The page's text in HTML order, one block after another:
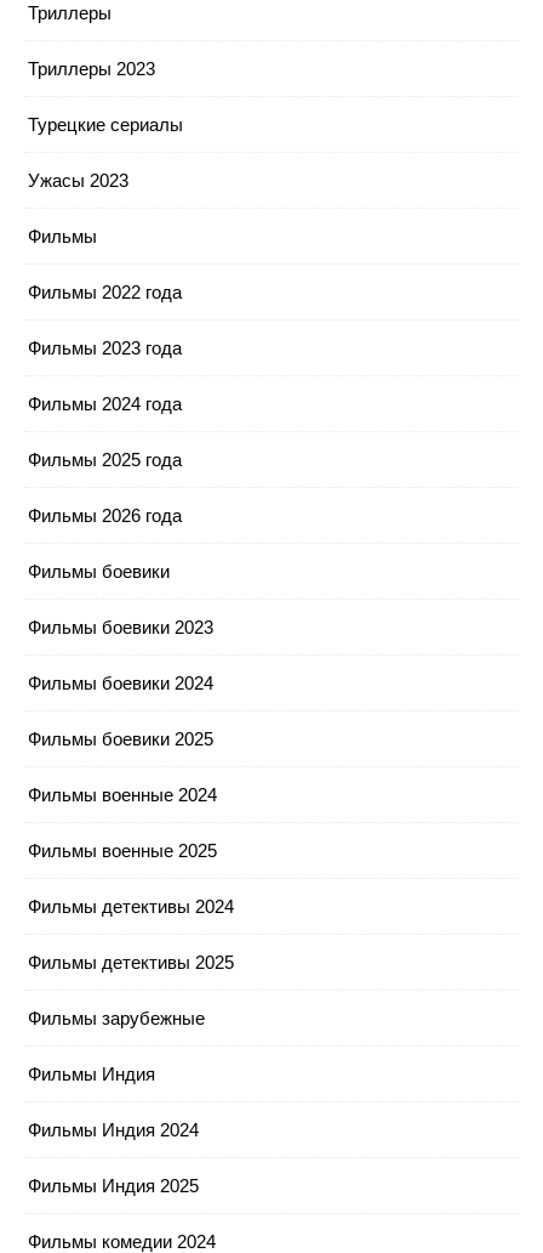
Триллеры
Триллеры 2023
Турецкие сериалы
Ужасы 2023
Фильмы
Фильмы 2022 года
Фильмы 2023 года
Фильмы 2024 года
Фильмы 2025 года
Фильмы 2026 года
Фильмы боевики
Фильмы боевики 2023
Фильмы боевики 2024
Фильмы боевики 2025
Фильмы военные 2024
Фильмы военные 2025
Фильмы детективы 2024
Фильмы детективы 2025
Фильмы зарубежные
Фильмы Индия
Фильмы Индия 2024
Фильмы Индия 2025
Фильмы комедии 2024